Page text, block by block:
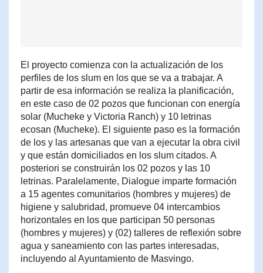
El proyecto comienza con la actualización de los
perfiles de los slum en los que se va a trabajar. A
partir de esa información se realiza la planificación,
en este caso de 02 pozos que funcionan con energía
solar (Mucheke y Victoria Ranch) y 10 letrinas
ecosan (Mucheke). El siguiente paso es la formación
de los y las artesanas que van a ejecutar la obra civil
y que están domiciliados en los slum citados. A
posteriori se construirán los 02 pozos y las 10
letrinas. Paralelamente, Dialogue imparte formación
a 15 agentes comunitarios (hombres y mujeres) de
higiene y salubridad, promueve 04 intercambios
horizontales en los que participan 50 personas
(hombres y mujeres) y (02) talleres de reflexión sobre
agua y saneamiento con las partes interesadas,
incluyendo al Ayuntamiento de Masvingo.